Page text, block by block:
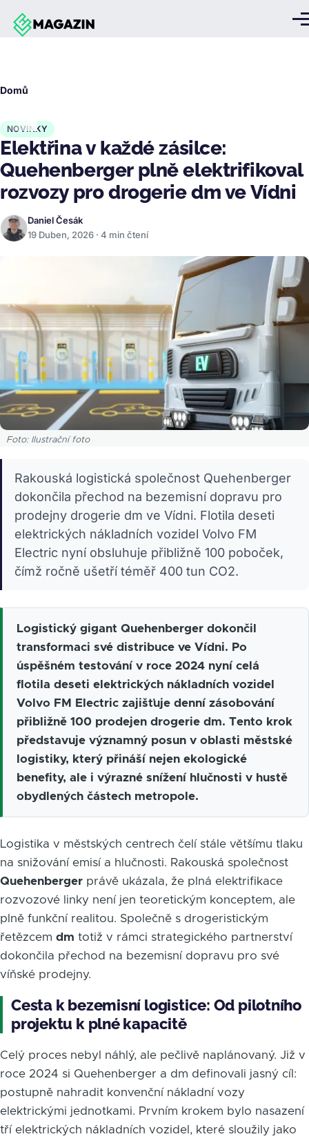
Přejít k hlavnímu obsahu
Domů
NOVINKY
Elektřina v každé zásilce:
Quehenberger plně elektrifikoval
rozvozy pro drogerie dm ve Vídni
Daniel Česák
19 Duben, 2026 · 4 min čtení
Foto: Ilustrační foto
Rakouská logistická společnost Quehenberger
dokončila přechod na bezemisní dopravu pro
prodejny drogerie dm ve Vídni. Flotila deseti
elektrických nákladních vozidel Volvo FM
Electric nyní obsluhuje přibližně 100 poboček,
čímž ročně ušetří téměř 400 tun CO2.
Logistický gigant Quehenberger dokončil
transformaci své distribuce ve Vídni. Po
úspěšném testování v roce 2024 nyní celá
flotila deseti elektrických nákladních vozidel
Volvo FM Electric zajišťuje denní zásobování
přibližně 100 prodejen drogerie dm. Tento krok
představuje významný posun v oblasti městské
logistiky, který přináší nejen ekologické
benefity, ale i výrazné snížení hlučnosti v hustě
obydlených částech metropole.
Logistika v městských centrech čelí stále většímu tlaku
na snižování emisí a hlučnosti. Rakouská společnost
Quehenberger právě ukázala, že plná elektrifikace
rozvozové linky není jen teoretickým konceptem, ale
plně funkční realitou. Společně s drogeristickým
řetězcem dm totiž v rámci strategického partnerství
dokončila přechod na bezemisní dopravu pro své
víňské prodejny.
Cesta k bezemisní logistice: Od pilotního
projektu k plné kapacitě
Celý proces nebyl náhlý, ale pečlivě naplánovaný. Již v
roce 2024 si Quehenberger a dm definovali jasný cíl:
postupně nahradit konvenční nákladní vozy
elektrickými jednotkami. Prvním krokem bylo nasazení
tří elektrických nákladních vozidel, které sloužily jako